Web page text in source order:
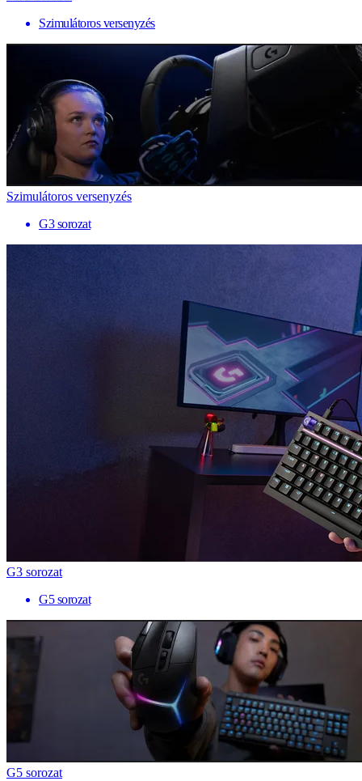
Szimulátoros versenyzés
Szimulátoros versenyzés
G3 sorozat
G3 sorozat
G5 sorozat
G5 sorozat